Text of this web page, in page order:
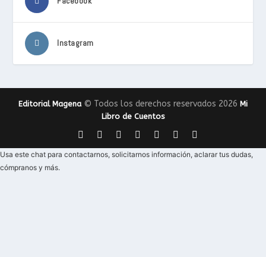
Instagram
Editorial Magena© Todos los derechos reservados 2026 Mi
Libro de Cuentos
Usa este chat para contactarnos, solicitarnos información, aclarar tus dudas,
cómpranos y más.